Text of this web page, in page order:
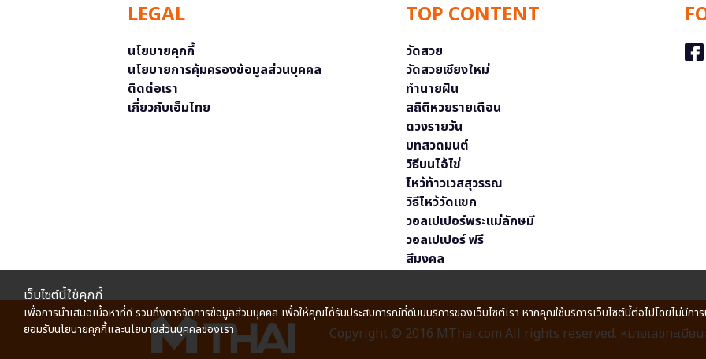
LEGAL
นโยบายคุกกี้
นโยบายการคุ้มครองข้อมูลส่วนบุคคล
ติดต่อเรา
เกี่ยวกับเอ็มไทย
TOP CONTENT
วัดสวย
วัดสวยเชียงใหม่
ทำนายฝัน
สถิติหวยรายเดือน
ดวงรายวัน
บทสวดมนต์
วิธีบนไอ้ไข่
ไหว้ท้าวเวสสุวรรณ
วิธีไหว้วัดแขก
วอลเปเปอร์พระแม่ลักษมี
วอลเปเปอร์ ฟรี
สีมงคล
Copyright © 2016 MThai.com All rights reserved. หมายเลขทะเบีย
เว็บไซต์นี้ใช้คุกกี้
เพื่อการนำเสนอเนื้อหาที่ดี รวมถึงการจัดการข้อมูลส่วนบุคคล เพื่อให้คุณได้รับประสบการณ์ที่ดีบนบริการของเว็บไซต์เรา หากคุณใช้บริการเว็บไซต์นี้ต่อไปโดยไม่มีก
ยอมรับนโยบายคุกกี้และนโยบายส่วนบุคคลของเรา